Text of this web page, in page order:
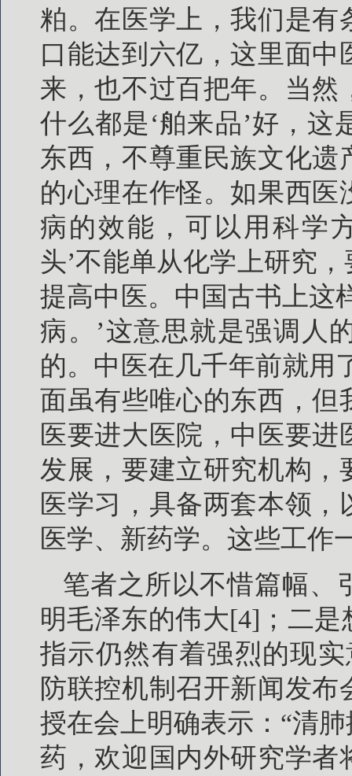
粕。在医学上，我们是有
口能达到六亿，这里面
来，也不过百把年。当
什么都是‘舶来品’好，
东西，不尊重民族文化
的心理在作怪。如果西
病的效能，可以用科学
头’不能单从化学上研究
提高中医。中国古书上这
病。’这意思就是强调人
的。中医在几千年前就用
面虽有些唯心的东西，但
医要进大医院，中医要
发展，要建立研究机构
医学习，具备两套本领
医学、新药学。这些工作
笔者之所以不惜篇幅、
明毛泽东的伟大[4]；二
指示仍然有着强烈的现
防联控机制召开新闻发
授在会上明确表示：“清
药，欢迎国内外研究学者